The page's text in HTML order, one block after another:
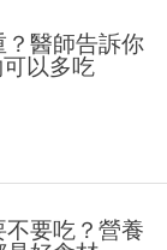
？醫師告訴你
以多吃
要吃？營養